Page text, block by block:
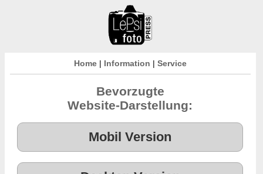
Home| Information | Service
Bevorzugte
Website-Darstellung: